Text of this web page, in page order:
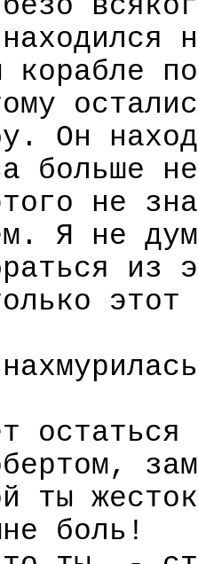
корабле
Он
больше
не
Я не
из
остаться
ты
боль!